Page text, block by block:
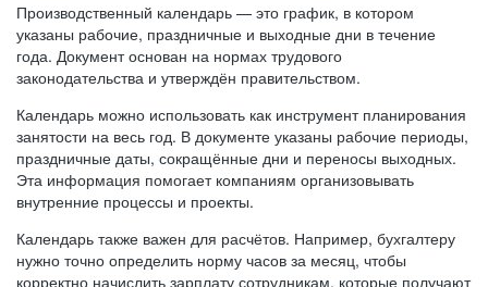
Производственный календарь — это график, в котором
указаны рабочие, праздничные и выходные дни в течение
года. Документ основан на нормах трудового
законодательства и утверждён правительством.
Календарь можно использовать как инструмент планирования
занятости на весь год. В документе указаны рабочие периоды,
праздничные даты, сокращённые дни и переносы выходных.
Эта информация помогает компаниям организовывать
внутренние процессы и проекты.
Календарь также важен для расчётов. Например, бухгалтеру
нужно точно определить норму часов за месяц, чтобы
корректно начислить зарплату сотрудникам, которые получают